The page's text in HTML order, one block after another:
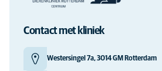
Contact met kliniek
Westersingel 7a, 3014 GM Rotterdam